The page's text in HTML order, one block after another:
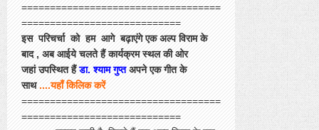
===================================
============================
इस परिचर्चा को हम आगे बढ़ाएंगे एक अल्प विराम के
बाद , अब आईये चलते हैं कार्यक्रम स्थल की ओर
जहां उपस्थित हैंडा. श्याम गुप्तअपने एक गीत के
साथ ....यहाँ किलिक करें
===================================
============================